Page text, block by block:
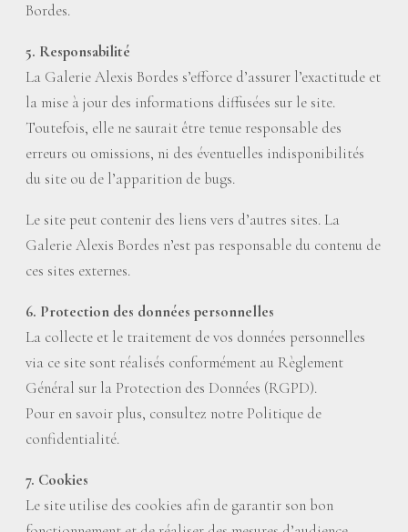
Bordes.
5. Responsabilité
La Galerie Alexis Bordes s’efforce d’assurer l’exactitude et
la mise à jour des informations diffusées sur le site.
Toutefois, elle ne saurait être tenue responsable des
erreurs ou omissions, ni des éventuelles indisponibilités
du site ou de l’apparition de bugs.
Le site peut contenir des liens vers d’autres sites. La
Galerie Alexis Bordes n’est pas responsable du contenu de
ces sites externes.
6. Protection des données personnelles
La collecte et le traitement de vos données personnelles
via ce site sont réalisés conformément au Règlement
Général sur la Protection des Données (RGPD).
Pour en savoir plus, consultez notre Politique de
confidentialité.
7. Cookies
Le site utilise des cookies afin de garantir son bon